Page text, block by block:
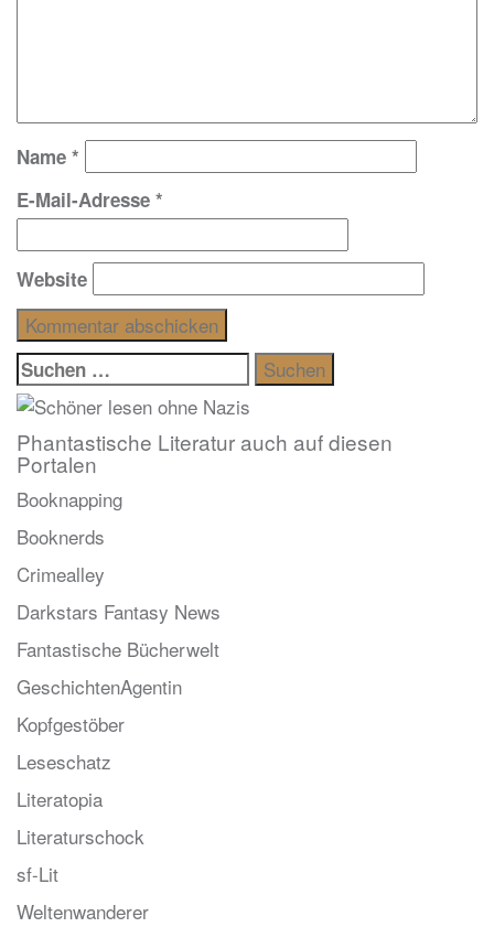
Name *
E-Mail-Adresse *
Website
Suchen
nach:
Phantastische Literatur auch auf diesen
Portalen
Booknapping
Booknerds
Crimealley
Darkstars Fantasy News
Fantastische Bücherwelt
GeschichtenAgentin
Kopfgestöber
Leseschatz
Literatopia
Literaturschock
sf-Lit
Weltenwanderer